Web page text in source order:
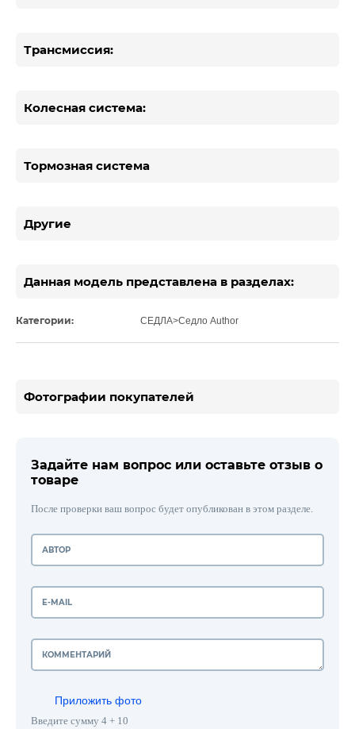
Трансмиссия:
Колесная система:
Тормозная система
Другие
Данная модель представлена в разделах:
Категории: СЕДЛА>Седло Author
Фотографии покупателей
Задайте нам вопрос или оставьте отзыв о
товаре
После проверки ваш вопрос будет опубликован в этом разделе.
Приложить фото
Введите сумму 4 + 10